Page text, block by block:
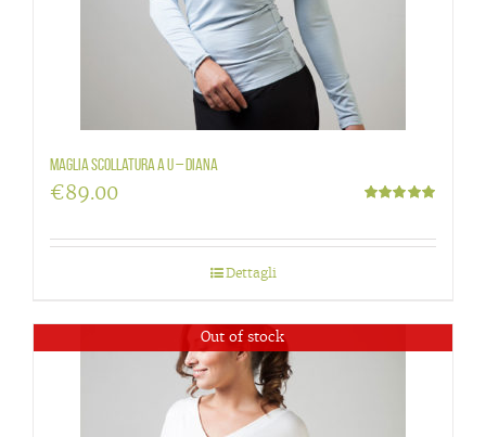
Maglia scollatura a U – DIANA
€89.00
Dettagli
Out of stock